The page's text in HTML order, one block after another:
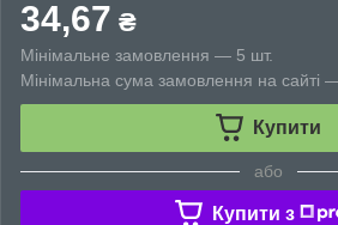
34,67 ₴
Мінімальне замовлення — 5 шт.
Мінімальна сума замовлення на сайті
Купити
або
Купити з